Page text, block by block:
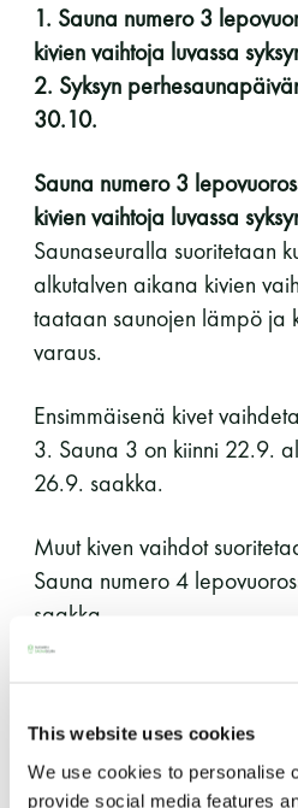
This website uses cookies
We use cookies to personalise
provide social media features
Jäsen
Vieras jäsenen seurassa
Jäsenen lapsi 7-18 v.
Lapsi alle 7 v.
11 saunomiskerran kortti
3kk kortti - M / N
Vuosikortti - M / N
Vaskiniementie 10,
Kahvio/kassa
(saunojen
1. Sauna numero 3
kivien vaihtoja luvassa
2. Syksyn
30.10.
Sauna numero 3
kivien vaihtoja luvassa
Saunaseuralla suoritetaan
alkutalven aikana kivien
taataan saunojen lämpö ja
varaus.
Ensimmäisenä kivet
3. Sauna 3 on kiinni 22.9.
26.9. saakka.
Muut kiven vaihdot
Sauna numero 4
saakka
Sauna numero 5
24.10. saakka
Sauna numero 6